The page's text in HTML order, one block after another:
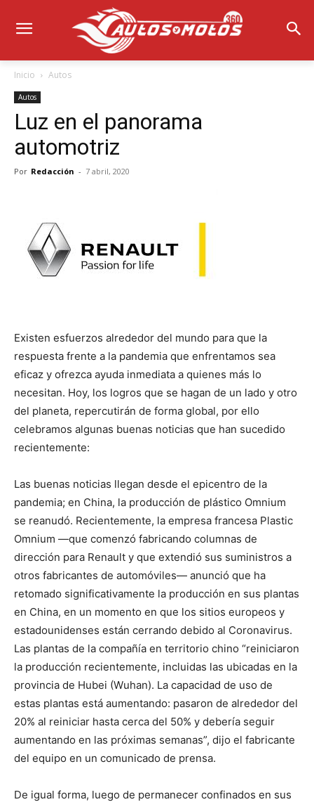
Inicio Autos
Autos
Luz en el panorama
automotriz
Por Redacción - 7 abril, 2020
Existen esfuerzos alrededor del mundo para que la
respuesta frente a la pandemia que enfrentamos sea
eficaz y ofrezca ayuda inmediata a quienes más lo
necesitan. Hoy, los logros que se hagan de un lado y otro
del planeta, repercutirán de forma global, por ello
celebramos algunas buenas noticias que han sucedido
recientemente:
Las buenas noticias llegan desde el epicentro de la
pandemia; en China, la producción de plástico Omnium
se reanudó. Recientemente, la empresa francesa Plastic
Omnium —que comenzó fabricando columnas de
dirección para Renault y que extendió sus suministros a
otros fabricantes de automóviles— anunció que ha
retomado significativamente la producción en sus plantas
en China, en un momento en que los sitios europeos y
estadounidenses están cerrando debido al Coronavirus.
Las plantas de la compañía en territorio chino “reiniciaron
la producción recientemente, incluidas las ubicadas en la
provincia de Hubei (Wuhan). La capacidad de uso de
estas plantas está aumentando: pasaron de alrededor del
20% al reiniciar hasta cerca del 50% y debería seguir
aumentando en las próximas semanas”, dijo el fabricante
del equipo en un comunicado de prensa.
De igual forma, luego de permanecer confinados en sus